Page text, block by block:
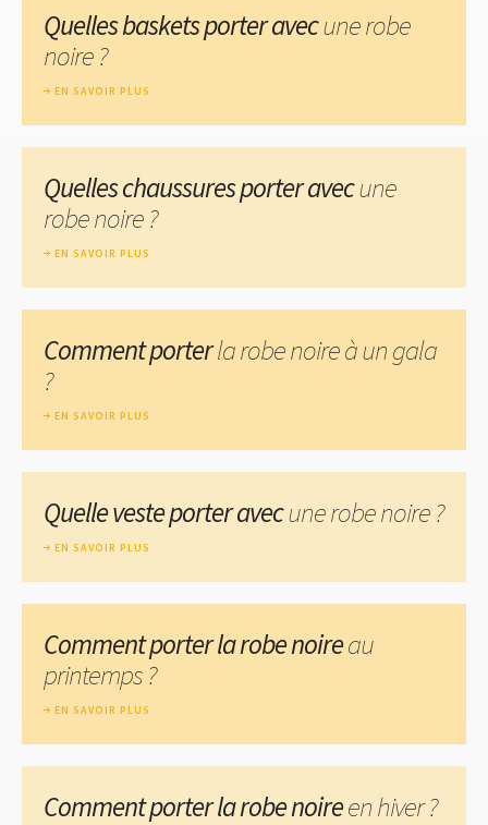
Quelles baskets porter avecune robe
noire ?
EN SAVOIR PLUS
Quelles chaussures porter avecune
robe noire ?
EN SAVOIR PLUS
Comment porterla robe noire à un gala
?
EN SAVOIR PLUS
Quelle veste porter avecune robe noire ?
EN SAVOIR PLUS
Comment porter la robe noireau
printemps ?
EN SAVOIR PLUS
Comment porter la robe noireen hiver ?